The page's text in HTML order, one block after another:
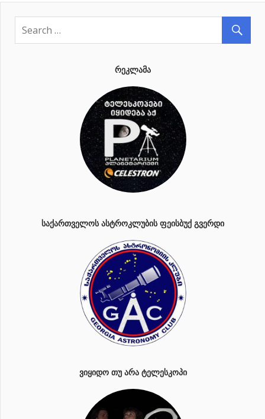
ᲠᲔᲙᲚᲐᲛᲐ
ᲡᲐᲥᲐᲠᲗᲕᲔᲚᲝᲡ ᲐᲡᲢᲠᲝᲙᲚᲣᲑᲘᲡ ᲤᲔᲘᲡᲑᲣᲥ ᲒᲕᲔᲠᲓᲘ
ᲕᲘᲧᲘᲓᲝ ᲗᲣ ᲐᲠᲐ ᲢᲔᲚᲔᲡᲙᲝᲞᲘ